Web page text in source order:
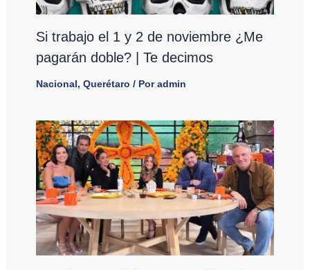
Si trabajo el 1 y 2 de noviembre ¿Me
pagarán doble? | Te decimos
Nacional, Querétaro / Poradmin